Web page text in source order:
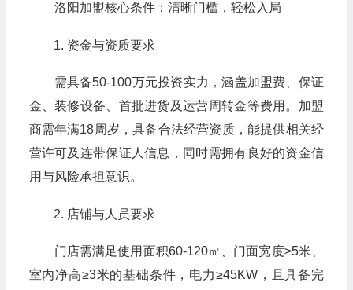
洛阳加盟核心条件：清晰门槛，轻松入局
资金与资质要求
需具备50-100万元投资实力，涵盖加盟费、保证
金、装修设备、首批进货及运营周转金等费用。加盟
商需年满18周岁，具备合法经营资质，能提供相关经
营许可及连带保证人信息，同时需拥有良好的资金信
用与风险承担意识。
店铺与人员要求
门店需满足使用面积60-120㎡、门面宽度≥5米、
室内净高≥3米的基础条件，电力≥45KW，且具备完